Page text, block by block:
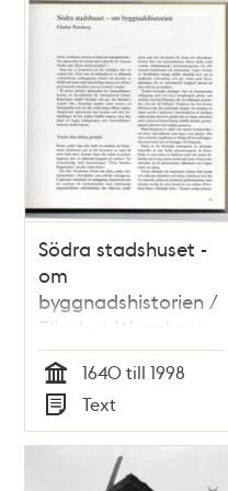
Södra stadshuset -
om
byggnadshistorien /
Elisabet Wannberg
Tid
1640 till 1998
Typ
Text